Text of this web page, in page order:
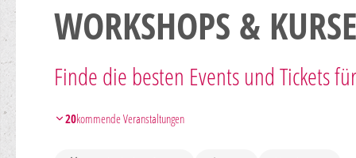
WORKSHOPS &
Finde die besten Events und Tickets
20kommende Veranstaltungen